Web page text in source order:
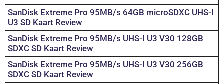
SanDisk Extreme Pro 95MB/s 64GB microSDXC UHS-I
U3 SD Kaart Review
SanDisk Extreme Pro 95MB/s UHS-I U3 V30 128GB
SDXC SD Kaart Review
SanDisk Extreme Pro 95MB/s UHS-I U3 V30 256GB
SDXC SD Kaart Review